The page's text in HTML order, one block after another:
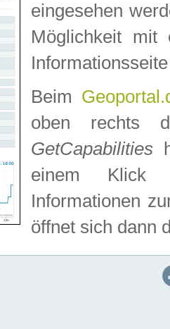
eingesehen
Möglichkeit mit
Beim
oben rechts
GetCapabilities
einem Klick
Informationen
öffnet sich dann